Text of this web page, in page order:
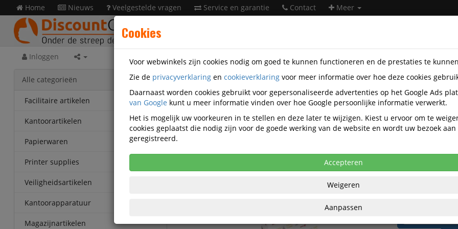
Home Nieuws Veelgestelde vragen Service en garantie Contact Meer
Inloggen
Alle categorieën
Facilitaire artikelen
Kantoorartikelen
Papierwaren
Printer supplies
Veiligheidsartikelen
Kantoorapparatuur
Magazijnartikelen
Papierwaren Laserprinterpapier Laserpapier Xerox
Xerox Colotech+ Gloss Laserpapier SRA3 350
Vel 003R91621
Korting vanaf aankoop 6 eenheden, zie
eenheden
Cookies
Voor webwinkels zijn cookies nodig om goed te kunnen functioneren en de prestaties te
Zie de privacyverklaring en cookieverklaring voor meer informatie over hoe deze cookies
Daarnaast worden cookies gebruikt voor gepersonaliseerde advertenties op het Google Ads
van Google kunt u meer informatie vinden over hoe Google persoonlijke informatie verwerkt.
Het is mogelijk uw voorkeuren in te stellen en deze later te wijzigen. Kiest u ervoor om te
cookies geplaatst die nodig zijn voor de goede werking van de website en wordt uw bezoek
geregistreerd.
Accepteren
Weigeren
Aanpassen